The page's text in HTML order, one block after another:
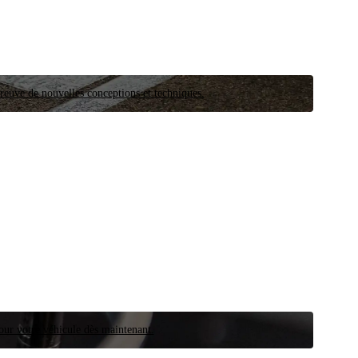
de nouvelles conceptions et techniques.
votre véhicule dès maintenant.